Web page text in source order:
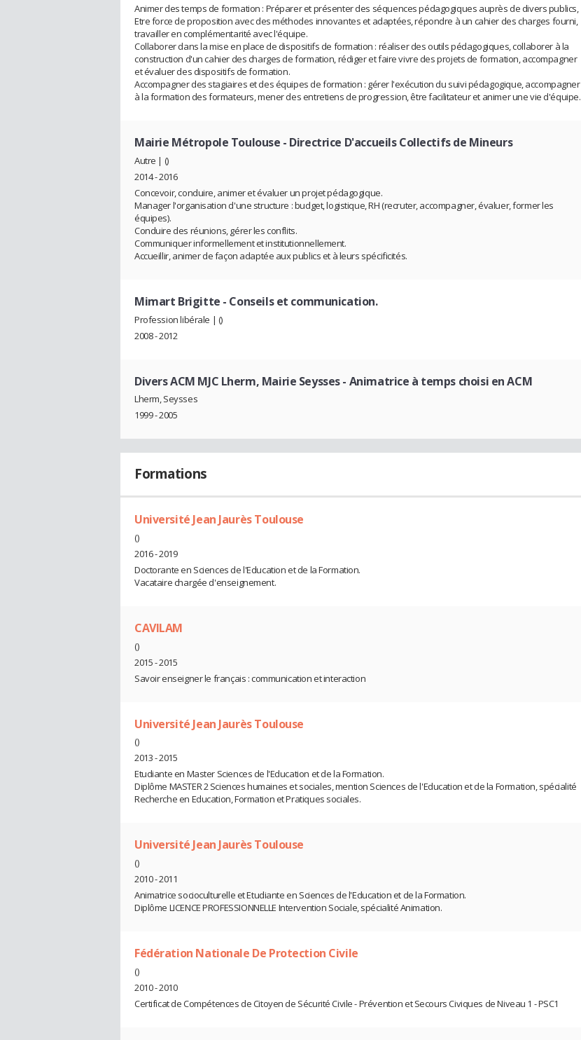
Animer des temps de formation : Préparer et présenter des séquences pédagogiques auprès de divers publics,
Etre force de proposition avec des méthodes innovantes et adaptées, répondre à un cahier des charges fourni,
travailler en complémentarité avec l'équipe.
Collaborer dans la mise en place de dispositifs de formation : réaliser des outils pédagogiques, collaborer à la
construction d'un cahier des charges de formation, rédiger et faire vivre des projets de formation, accompagner
et évaluer des dispositifs de formation.
Accompagner des stagiaires et des équipes de formation : gérer l'exécution du suivi pédagogique, accompagner
à la formation des formateurs, mener des entretiens de progression, être facilitateur et animer une vie d'équipe.
Mairie Métropole Toulouse - Directrice D'accueils Collectifs de Mineurs
Autre | ()
2014 - 2016
Concevoir, conduire, animer et évaluer un projet pédagogique.
Manager l'organisation d'une structure : budget, logistique, RH (recruter, accompagner, évaluer, former les
équipes).
Conduire des réunions, gérer les conflits.
Communiquer informellement et institutionnellement.
Accueillir, animer de façon adaptée aux publics et à leurs spécificités.
Mimart Brigitte - Conseils et communication.
Profession libérale | ()
2008 - 2012
Divers ACM MJC Lherm, Mairie Seysses- Animatrice à temps choisi en ACM
Lherm, Seysses
1999 - 2005
Formations
Université Jean Jaurès Toulouse
()
2016 - 2019
Doctorante en Sciences de l'Education et de la Formation.
Vacataire chargée d'enseignement.
CAVILAM
()
2015 - 2015
Savoir enseigner le français : communication et interaction
Université Jean Jaurès Toulouse
()
2013 - 2015
Etudiante en Master Sciences de l'Education et de la Formation.
Diplôme MASTER 2 Sciences humaines et sociales, mention Sciences de l'Education et de la Formation, spécialité
Recherche en Education, Formation et Pratiques sociales.
Université Jean Jaurès Toulouse
()
2010 - 2011
Animatrice socioculturelle et Etudiante en Sciences de l'Education et de la Formation.
Diplôme LICENCE PROFESSIONNELLE Intervention Sociale, spécialité Animation.
Fédération Nationale De Protection Civile
()
2010 - 2010
Certificat de Compétences de Citoyen de Sécurité Civile - Prévention et Secours Civiques de Niveau 1 - PSC1